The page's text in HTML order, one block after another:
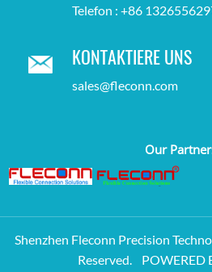
Telefon : +86
KONTAKTIERE UNS
sales@fleconn.com
Our
Shenzhen Fleconn Precision
Reserved. POWERED